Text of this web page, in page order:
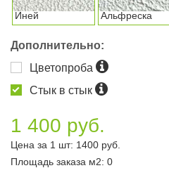
Иней Альфреска
Дополнительно:
Цветопроба
Стык в стык
1 400 руб.
Цена за 1 шт: 1400 руб.
Площадь заказа м2: 0